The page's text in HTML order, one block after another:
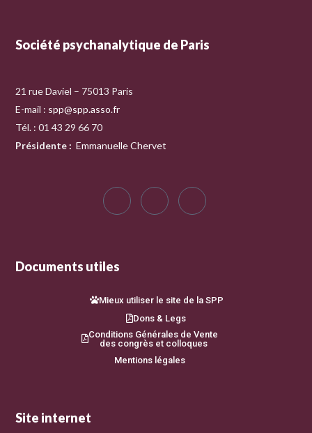
Société psychanalytique de Paris
21 rue Daviel – 75013 Paris
E-mail : spp@spp.asso.fr
Tél. : 01 43 29 66 70
Présidente : Emmanuelle Chervet
Documents utiles
Mieux utiliser le site de la SPP
Dons & Legs
Conditions Générales de Vente
des congrès et colloques
Mentions légales
Site internet